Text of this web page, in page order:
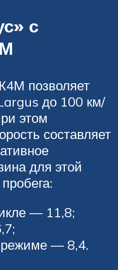
с
позволяет
до 100 км/
этом
составляет
для этой
— 11,8;
— 8,4.